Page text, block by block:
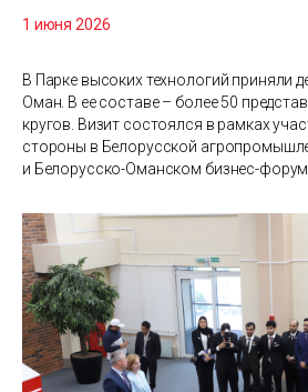
1 июня 2026
В Парке высоких технологий приняли
Оман. В ее составе – более 50
кругов. Визит состоялся в рамках
стороны в Белорусской
и Белорусско-Оманском бизнес-